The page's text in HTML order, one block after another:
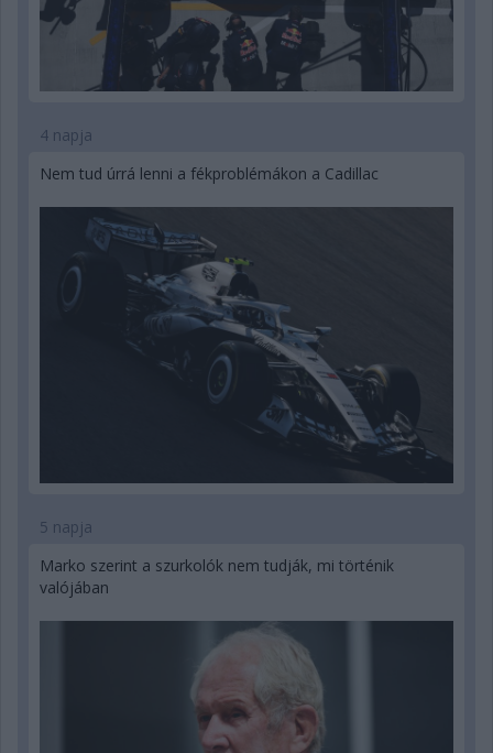
4 napja
Nem tud úrrá lenni a fékproblémákon a Cadillac
5 napja
Marko szerint a szurkolók nem tudják, mi történik
valójában